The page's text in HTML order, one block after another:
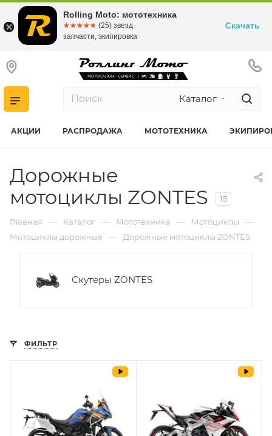
Каталог
АКЦИИ РАСПРОДАЖА МОТОТЕХНИКА
Дорожные
мотоциклы ZONTES
15
Главная — Каталог — Мототехника — Мотоциклы —
Мотоциклы дорожные — Дорожные мотоциклы ZONTES
Скутеры ZONTES
ФИЛЬТР
Rolling Moto: мототехника
☆☆☆☆☆
★★★★★ (25) звезд
запчасти, экипировка
Скачать